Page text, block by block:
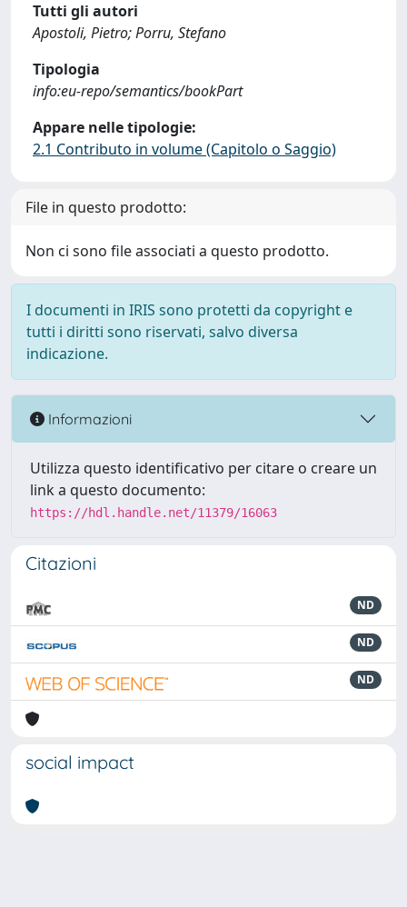
Tutti gli autori
Apostoli, Pietro; Porru, Stefano
Tipologia
info:eu-repo/semantics/bookPart
Appare nelle tipologie:
2.1 Contributo in volume (Capitolo o Saggio)
File in questo prodotto:
Non ci sono file associati a questo prodotto.
I documenti in IRIS sono protetti da copyright e
tutti i diritti sono riservati, salvo diversa
indicazione.
Informazioni
Utilizza questo identificativo per citare o creare un
link a questo documento:
https://hdl.handle.net/11379/16063
Citazioni
ND
ND
ND
social impact